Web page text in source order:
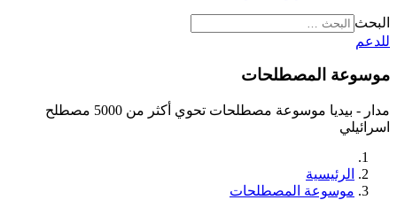
البحث
للدعم
موسوعة المصطلحات
مدار - بيديا موسوعة مصطلحات تحوي أكثر من 5000 مصطلح
اسرائيلي
الرئيسية
موسوعة المصطلحات